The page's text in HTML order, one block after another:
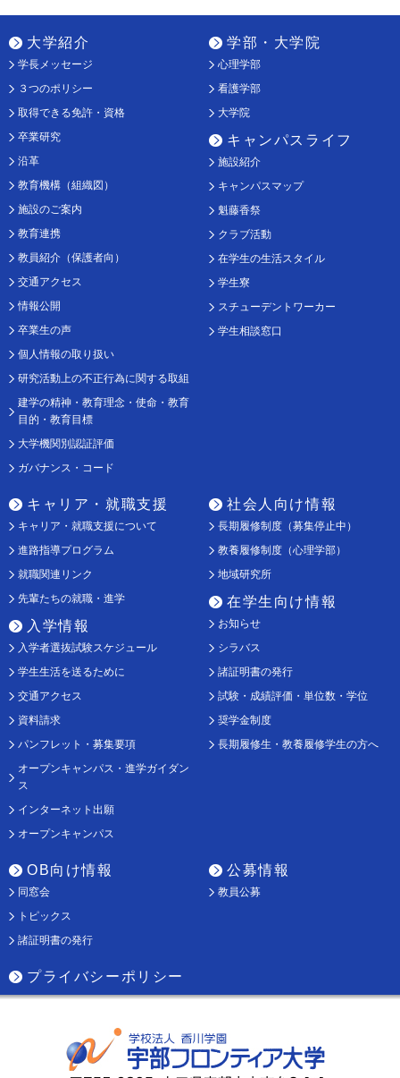
大学紹介
学長メッセージ
３つのポリシー
取得できる免許・資格
卒業研究
沿革
教育機構（組織図）
施設のご案内
教育連携
教員紹介（保護者向）
交通アクセス
情報公開
卒業生の声
個人情報の取り扱い
研究活動上の不正行為に関する取組
建学の精神・教育理念・使命・教育
目的・教育目標
大学機関別認証評価
ガバナンス・コード
学部・大学院
心理学部
看護学部
大学院
キャンパスライフ
施設紹介
キャンパスマップ
魁藤香祭
クラブ活動
在学生の生活スタイル
学生寮
スチューデントワーカー
学生相談窓口
キャリア・就職支援
キャリア・就職支援について
進路指導プログラム
就職関連リンク
先輩たちの就職・進学
入学情報
入学者選抜試験スケジュール
学生生活を送るために
交通アクセス
資料請求
パンフレット・募集要項
オープンキャンパス・進学ガイダン
ス
インターネット出願
オープンキャンパス
社会人向け情報
長期履修制度（募集停止中）
教養履修制度（心理学部）
地域研究所
在学生向け情報
お知らせ
シラバス
諸証明書の発行
試験・成績評価・単位数・学位
奨学金制度
長期履修生・教養履修学生の方へ
OB向け情報
同窓会
トピックス
諸証明書の発行
公募情報
教員公募
プライバシーポリシー